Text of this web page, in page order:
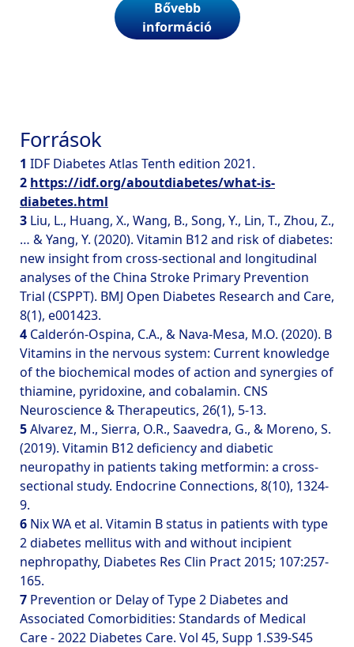
Bővebb
információ
Források
1 IDF Diabetes Atlas Tenth edition 2021.
2 https://idf.org/aboutdiabetes/what-is-
diabetes.html
3 Liu, L., Huang, X., Wang, B., Song, Y., Lin, T., Zhou, Z.,
… & Yang, Y. (2020). Vitamin B12 and risk of diabetes:
new insight from cross-sectional and longitudinal
analyses of the China Stroke Primary Prevention
Trial (CSPPT). BMJ Open Diabetes Research and Care,
8(1), e001423.
4 Calderón‐Ospina, C.A., & Nava‐Mesa, M.O. (2020). B
Vitamins in the nervous system: Current knowledge
of the biochemical modes of action and synergies of
thiamine, pyridoxine, and cobalamin. CNS
Neuroscience & Therapeutics, 26(1), 5-13.
5Alvarez, M., Sierra, O.R., Saavedra, G., & Moreno, S.
(2019). Vitamin B12 deficiency and diabetic
neuropathy in patients taking metformin: a cross-
sectional study. Endocrine Connections, 8(10), 1324-
9.
6 Nix WA et al. Vitamin B status in patients with type
2 diabetes mellitus with and without incipient
nephropathy, Diabetes Res Clin Pract 2015; 107:257-
165.
7 Prevention or Delay of Type 2 Diabetes and
Associated Comorbidities: Standards of Medical
Care - 2022 Diabetes Care. Vol 45, Supp 1.S39-S45